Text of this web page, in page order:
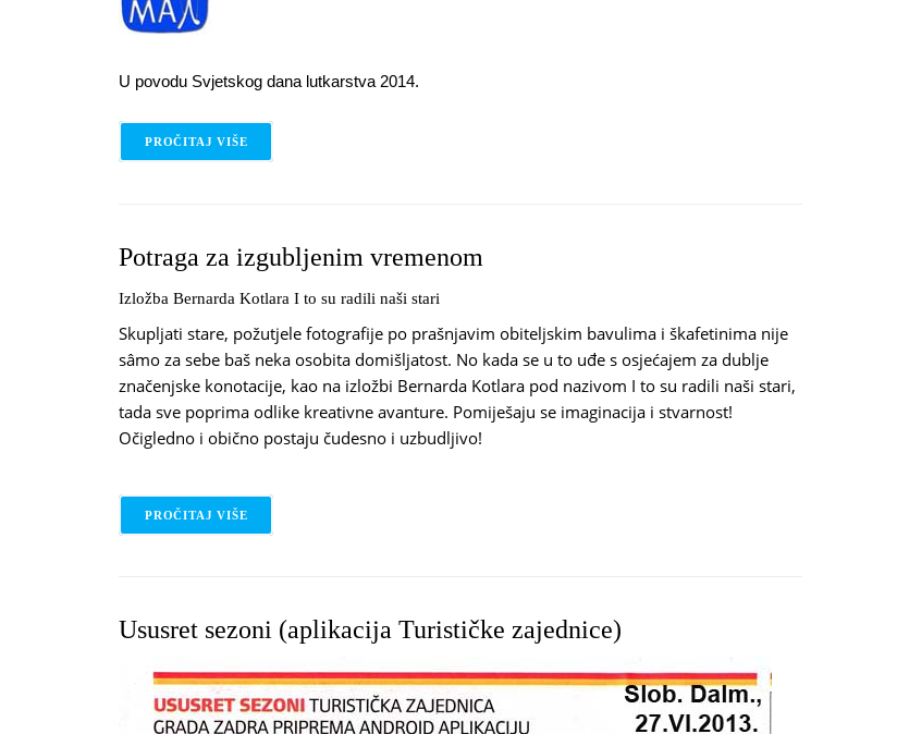
U povodu Svjetskog dana lutkarstva 2014.
PROČITAJ VIŠE
Potraga za izgubljenim vremenom
Izložba Bernarda Kotlara I to su radili naši stari
Skupljati stare, požutjele fotografije po prašnjavim obiteljskim bavulima i škafetinima nije
sâmo za sebe baš neka osobita domišljatost. No kada se u to uđe s osjećajem za dublje
značenjske konotacije, kao na izložbi Bernarda Kotlara pod nazivom I to su radili naši stari,
tada sve poprima odlike kreativne avanture. Pomiješaju se imaginacija i stvarnost!
Očigledno i obično postaju čudesno i uzbudljivo!
PROČITAJ VIŠE
Ususret sezoni (aplikacija Turističke zajednice)